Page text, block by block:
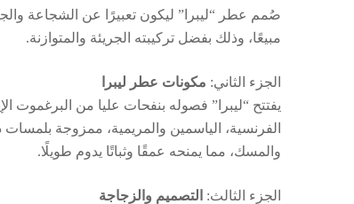
صُمم عطر “ليبرا” ليكون تعبيرًا عن الشجاعة
مبيعًا، وذلك بفضل تركيبته الجريئة والمتوازنة.
الجزء الثاني: مكونات عطر ليبرا
يفتتح “ليبرا” فصوله بنفحات عليا من البرغموت
الفرنسية، الياسمين والمريمية، ممزوجة بلمسات
والمسك، مما يمنحه عمقًا وثباتًا يدوم طويلًا.
الجزء الثالث: التصميم والزجاجة